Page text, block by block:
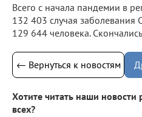
Всего с начала пандемии в
132 403 случая заболевания
129 644 человека.
← Вернуться к новостям
Хотите читать наши новости
всех?